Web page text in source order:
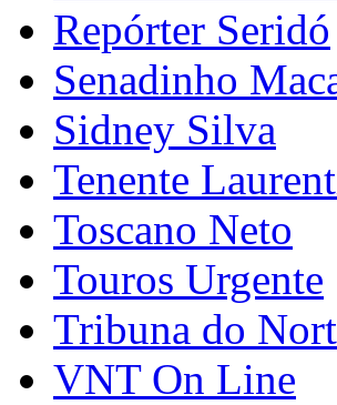
Repórter Seridó
Senadinho
Sidney Silva
Tenente
Toscano Neto
Touros Urgente
Tribuna do
VNT On Line